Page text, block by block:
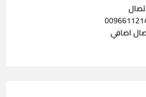
اضافي